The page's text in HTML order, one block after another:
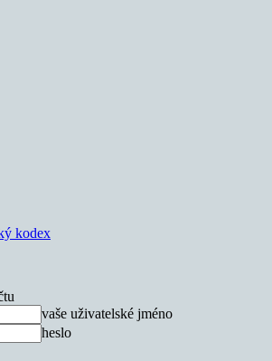
kodex
vaše uživatelské jméno
heslo